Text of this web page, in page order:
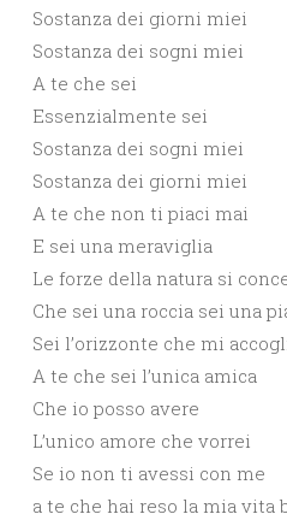
Sostanza dei giorni miei
Sostanza dei sogni miei
A te che sei
Essenzialmente sei
Sostanza dei sogni miei
Sostanza dei giorni miei
A te che non ti piaci mai
E sei una meraviglia
Le forze della natura si
Che sei una roccia sei una
Sei l’orizzonte che mi
A te che sei l’unica amica
Che io posso avere
L’unico amore che vorrei
Se io non ti avessi con me
a te che hai reso la mia vita